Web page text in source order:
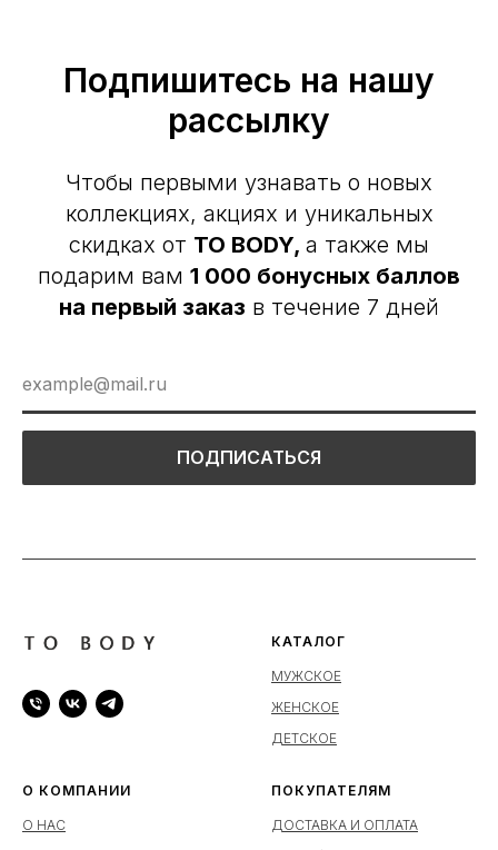
Подпишитесь на нашу
рассылку
Чтобы первыми узнавать о новых
коллекциях, акциях и уникальных
скидках от TO BODY, а также мы
подарим вам 1 000 бонусных баллов
на первый заказ в течение 7 дней
ПОДПИСАТЬСЯ
КАТАЛОГ
МУЖСКОЕ
ЖЕНСКОЕ
ДЕТСКОЕ
О КОМПАНИИ
О НАС
ПОКУПАТЕЛЯМ
ДОСТАВКА И ОПЛАТА